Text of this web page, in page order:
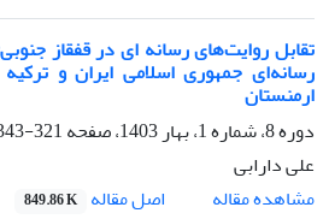
تقابل روایت‌های رسانه ای در قفقاز
رسانه‌ای جمهوری اسلامی ایران و
ارمنستان
دوره 8، شماره 1، بهار 1403، صفحه
321-343
علی دارابی
مشاهده مقاله
اصل مقاله 849.86 K